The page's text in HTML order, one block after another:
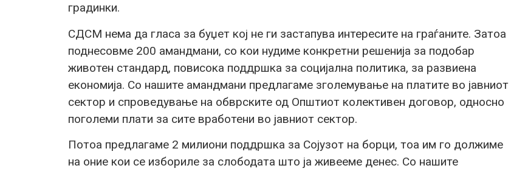
градинки.
СДСМ нема да гласа за буџет кој не ги застапува интересите на граѓаните. Затоа
поднесовме 200 амандмани, со кои нудиме конкретни решенија за подобар
животен стандард, повисока поддршка за социјална политика, за развиена
економија. Со нашите амандмани предлагаме зголемување на платите во јавниот
сектор и спроведување на обврските од Општиот колективен договор, односно
поголеми плати за сите вработени во јавниот сектор.
Потоа предлагаме 2 милиони поддршка за Сојузот на борци, тоа им го должиме
на оние кои се избориле за слободата што ја живееме денес. Со нашите